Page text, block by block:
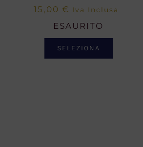
15,00 € Iva Inclusa
ESAURITO
SELEZIONA